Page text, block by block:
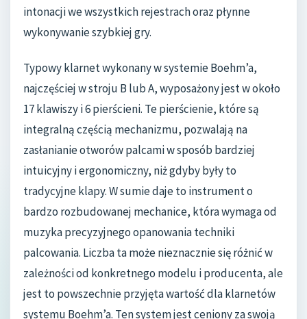
intonacji we wszystkich rejestrach oraz płynne
wykonywanie szybkiej gry.
Typowy klarnet wykonany w systemie Boehm’a,
najczęściej w stroju B lub A, wyposażony jest w około
17 klawiszy i 6 pierścieni. Te pierścienie, które są
integralną częścią mechanizmu, pozwalają na
zasłanianie otworów palcami w sposób bardziej
intuicyjny i ergonomiczny, niż gdyby były to
tradycyjne klapy. W sumie daje to instrument o
bardzo rozbudowanej mechanice, która wymaga od
muzyka precyzyjnego opanowania techniki
palcowania. Liczba ta może nieznacznie się różnić w
zależności od konkretnego modelu i producenta, ale
jest to powszechnie przyjęta wartość dla klarnetów
systemu Boehm’a. Ten system jest ceniony za swoją